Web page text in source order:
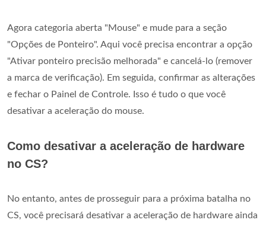
Agora categoria aberta "Mouse" e mude para a seção
"Opções de Ponteiro". Aqui você precisa encontrar a opção
"Ativar ponteiro precisão melhorada" e cancelá-lo (remover
a marca de verificação). Em seguida, confirmar as alterações
e fechar o Painel de Controle. Isso é tudo o que você
desativar a aceleração do mouse.
Como desativar a aceleração de hardware
no CS?
No entanto, antes de prosseguir para a próxima batalha no
CS, você precisará desativar a aceleração de hardware ainda